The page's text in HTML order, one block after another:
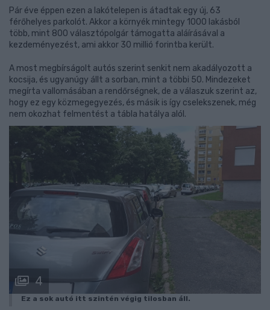
Pár éve éppen ezen a lakótelepen is átadtak egy új, 63
férőhelyes parkolót. Akkor a környék mintegy 1000 lakásból
több, mint 800 választópolgár támogatta aláírásával a
kezdeményezést, ami akkor 30 millió forintba került.
A most megbírságolt autós szerint senkit nem akadályozott a
kocsija, és ugyanúgy állt a sorban, mint a többi 50. Mindezeket
megírta vallomásában a rendőrségnek, de a válaszuk szerint az,
hogy ez egy közmegegyezés, és másik is így cselekszenek, még
nem okozhat felmentést a tábla hatálya alól.
4
Ez a sok autó itt szintén végig tilosban áll.